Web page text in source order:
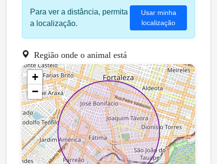
Para ver a distância, permita
a localização.
Usar minha
localização
Região onde o animal está
+
−